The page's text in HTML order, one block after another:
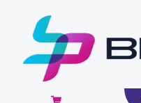
contenido